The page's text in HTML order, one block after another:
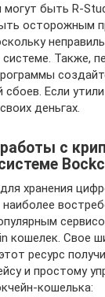
быть R-
осторожным
Также,
сбоев. Если
деньгах.
с
хранения
кошелек. Свое
ресурс
и простому
кошелька: